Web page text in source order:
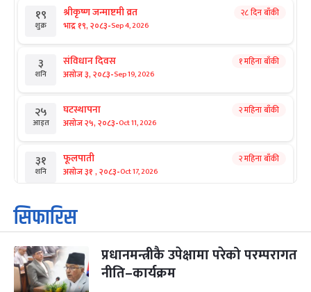
१९
शुक्र
श्रीकृष्ण जन्माष्टमी व्रत
भाद्र १९, २०८३-Sep 4, 2026
२८ दिन बाँकी
३
शनि
संविधान दिवस
असोज ३, २०८३-Sep 19, 2026
१ महिना बाँकी
२५
आइत
घटस्थापना
असोज २५, २०८३-Oct 11, 2026
२ महिना बाँकी
३१
शनि
फूलपाती
असोज ३१ , २०८३-Oct 17, 2026
२ महिना बाँकी
१
आइत
कार्तिक सङ्क्रान्ति
कार्तिक १, २०८३
३
मंगल
महानवमी
कार्तिक ३, २०८३-Oct 20, 2026
२ महिना बाँकी
सिफारिस
प्रधानमन्त्रीकै उपेक्षामा परेको परम्परागत
नीति–कार्यक्रम